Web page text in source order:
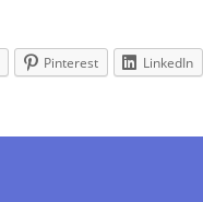
Pinterest LinkedIn